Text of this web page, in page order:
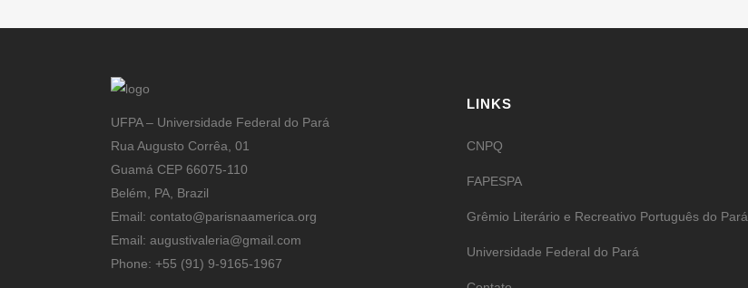
UFPA – Universidade Federal do Pará
Rua Augusto Corrêa, 01
Guamá CEP 66075-110
Belém, PA, Brazil
Email: contato@parisnaamerica.org
Email: augustivaleria@gmail.com
Phone: +55 (91) 9-9165-1967
LINKS
CNPQ
FAPESPA
Grêmio Literário e Recreativo Português do Pará
Universidade Federal do Pará